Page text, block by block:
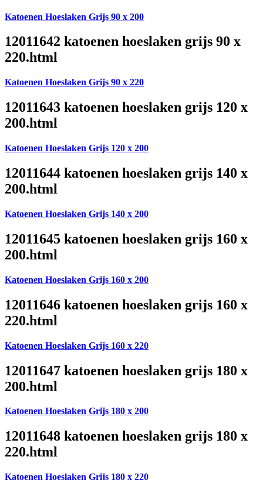
Katoenen Hoeslaken Grijs 90 x 200
12011642 katoenen hoeslaken grijs 90 x
220.html
Katoenen Hoeslaken Grijs 90 x 220
12011643 katoenen hoeslaken grijs 120 x
200.html
Katoenen Hoeslaken Grijs 120 x 200
12011644 katoenen hoeslaken grijs 140 x
200.html
Katoenen Hoeslaken Grijs 140 x 200
12011645 katoenen hoeslaken grijs 160 x
200.html
Katoenen Hoeslaken Grijs 160 x 200
12011646 katoenen hoeslaken grijs 160 x
220.html
Katoenen Hoeslaken Grijs 160 x 220
12011647 katoenen hoeslaken grijs 180 x
200.html
Katoenen Hoeslaken Grijs 180 x 200
12011648 katoenen hoeslaken grijs 180 x
220.html
Katoenen Hoeslaken Grijs 180 x 220